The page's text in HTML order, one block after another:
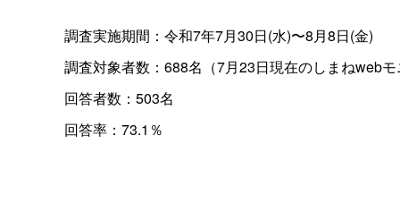
調査実施期間：令和7年7月30日(水)〜8月8日(金)
調査対象者数：688名（7月23日現在のしまねwebモ
回答者数：503名
回答率：73.1％